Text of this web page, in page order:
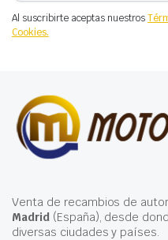
Al suscribirte aceptas nuestros
Cookies.
Venta de recambios de
Madrid(España), desde
diversas ciudades y países.